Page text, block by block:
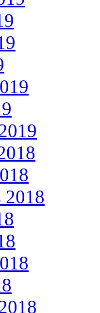
2018